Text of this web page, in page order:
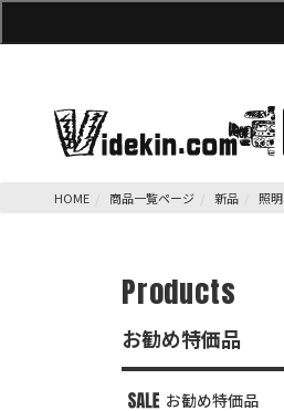
HOME 商品一覧ページ 新品 照明
Products
お勧め特価品
お勧め特価品